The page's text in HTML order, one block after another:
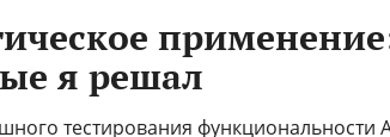
я решал
тестирования функциональности